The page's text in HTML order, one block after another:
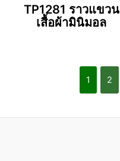
TP1281 ราวแขวน
เสื้อผ้ามินิมอล
1 2